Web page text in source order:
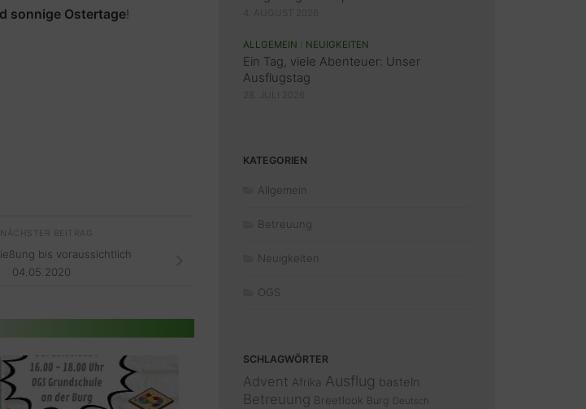
sonnige Ostertage!
bis voraussichtlich
04.05.2020
ALLGEMEIN NEUIGKEITEN
Ein Tag, viele Abenteuer: Unser
Ausflugstag
KATEGORIEN
Allgemein
Betreuung
Neuigkeiten
OGS
SCHLAGWÖRTER
Advent Afrika Ausflug basteln
Betreuung Breetlook Burg Deutsch